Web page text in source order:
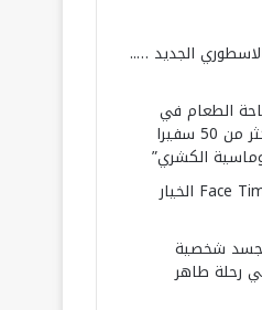
الجديد …..
الطعام في
الشرق الأوسط.. ويستضيف أكثر من 50 سفيرا
الكشري”
قوة الشاي الأخضر.. غسول Face Time الخيار
شخصية
رحلة طاهر